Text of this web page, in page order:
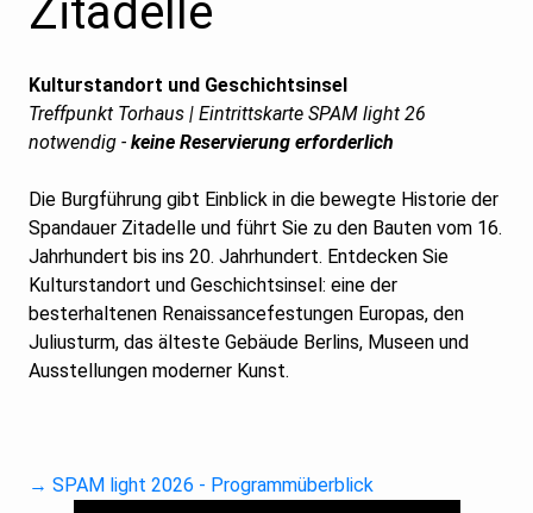
Zitadelle
Kulturstandort und Geschichtsinsel
Treffpunkt Torhaus | Eintrittskarte SPAM light 26
notwendig - keine Reservierung erforderlich
Die Burgführung gibt Einblick in die bewegte Historie der
Spandauer Zitadelle und führt Sie zu den Bauten vom 16.
Jahrhundert bis ins 20. Jahrhundert. Entdecken Sie
Kulturstandort und Geschichtsinsel: eine der
besterhaltenen Renaissancefestungen Europas, den
Juliusturm, das älteste Gebäude Berlins, Museen und
Ausstellungen moderner Kunst.
→ SPAM light 2026 - Programmüberblick